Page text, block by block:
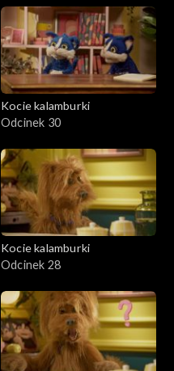
Kocie kalamburki
Odcinek 30
Kocie kalamburki
Odcinek 28